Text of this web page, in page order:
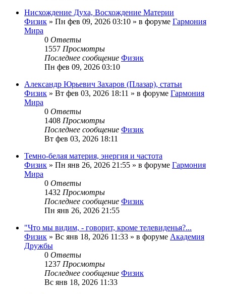
Нисхождение Духа, Восхождение Материи
Физик » Пн фев 09, 2026 03:10 » в форуме Гармония
Мира
0 Ответы
1557 Просмотры
Последнее сообщение Физик
Пн фев 09, 2026 03:10
Александр Юрьевич Захаров (Плазар), статьи
Физик » Вт фев 03, 2026 18:11 » в форуме Гармония
Мира
0 Ответы
1408 Просмотры
Последнее сообщение Физик
Вт фев 03, 2026 18:11
Темно-белая материя, энергия и частота
Физик » Пн янв 26, 2026 21:55 » в форуме Гармония
Мира
0 Ответы
1432 Просмотры
Последнее сообщение Физик
Пн янв 26, 2026 21:55
"Что мы видим, - говорит, кроме телевиденья?...
Физик » Вс янв 18, 2026 11:33 » в форуме Академия
Дружбы
0 Ответы
1237 Просмотры
Последнее сообщение Физик
Вс янв 18, 2026 11:33